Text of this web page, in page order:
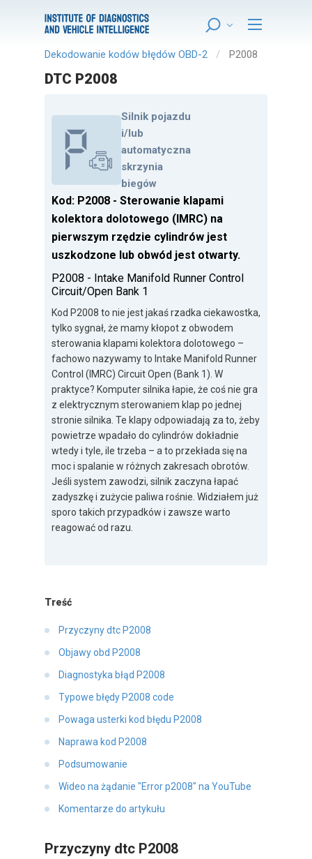
Dekodowanie kodów błędów OBD-2 P2008
DTC P2008
Silnik pojazdu
i/lub
automatyczna
skrzynia
biegów
Kod: P2008 - Sterowanie klapami
kolektora dolotowego (IMRC) na
pierwszym rzędzie cylindrów jest
uszkodzone lub obwód jest otwarty.
P2008 - Intake Manifold Runner Control
Circuit/Open Bank 1
Kod P2008 to nie jest jakaś rzadka ciekawostka,
tylko sygnał, że mamy kłopot z obwodem
sterowania klapami kolektora dolotowego –
fachowo nazywamy to Intake Manifold Runner
Control (IMRC) Circuit Open (Bank 1). W
praktyce? Komputer silnika łapie, że coś nie gra
z elektrycznym sterowaniem klap po jednej
stronie silnika. Te klapy odpowiadają za to, żeby
powietrze wpadało do cylindrów dokładnie
wtedy i tyle, ile trzeba – a to przekłada się na
moc i spalanie w różnych zakresach obrotów.
Jeśli system zawodzi, silnik zaczyna łapać
zadyszkę i zużycie paliwa rośnie. Widziałem już
sporo takich przypadków i zawsze warto
reagować od razu.
Treść
Przyczyny dtc P2008
Objawy obd P2008
Diagnostyka błąd P2008
Typowe błędy P2008 code
Powaga usterki kod błędu P2008
Naprawa kod P2008
Podsumowanie
Wideo na żądanie "Error p2008" na YouTube
Komentarze do artykułu
Przyczyny dtc P2008